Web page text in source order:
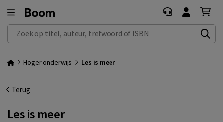
Zoek op titel, auteur, trefwoord of ISBN
Hoger onderwijs Les is meer
Terug
Les is meer